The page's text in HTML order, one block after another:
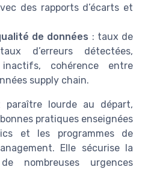
des rapports d’écarts et
de données : taux de
d’erreurs détectées,
cohérence entre
supply chain.
paraître lourde au départ,
pratiques enseignées
et les programmes de
Elle sécurise la
nombreuses urgences